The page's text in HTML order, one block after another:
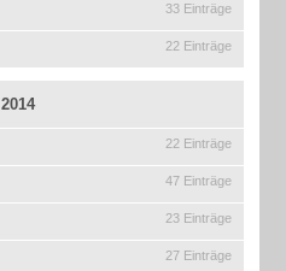
33 Einträge
22 Einträge
2014
22 Einträge
47 Einträge
23 Einträge
27 Einträge